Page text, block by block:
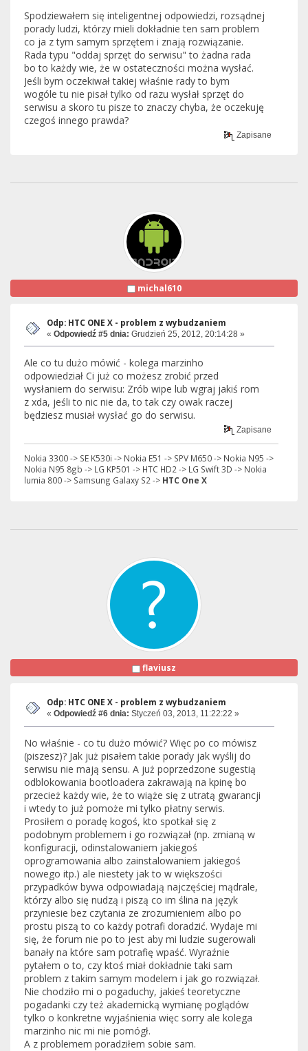
Spodziewałem się inteligentnej odpowiedzi, rozsądnej
porady ludzi, którzy mieli dokładnie ten sam problem
co ja z tym samym sprzętem i znają rozwiązanie.
Rada typu "oddaj sprzęt do serwisu" to żadna rada
bo to każdy wie, że w ostateczności można wysłać.
Jeśli bym oczekiwał takiej właśnie rady to bym
wogóle tu nie pisał tylko od razu wysłał sprzęt do
serwisu a skoro tu pisze to znaczy chyba, że oczekuję
czegoś innego prawda?
Zapisane
michal610
Odp: HTC ONE X - problem z wybudzaniem
« Odpowiedź #5 dnia: Grudzień 25, 2012, 20:14:28 »
Ale co tu dużo mówić - kolega marzinho
odpowiedział Ci już co możesz zrobić przed
wysłaniem do serwisu: Zrób wipe lub wgraj jakiś rom
z xda, jeśli to nic nie da, to tak czy owak raczej
będziesz musiał wysłać go do serwisu.
Zapisane
Nokia 3300 -> SE K530i -> Nokia E51 -> SPV M650 -> Nokia N95 ->
Nokia N95 8gb -> LG KP501 -> HTC HD2 -> LG Swift 3D -> Nokia
lumia 800 -> Samsung Galaxy S2 -> HTC One X
flaviusz
Odp: HTC ONE X - problem z wybudzaniem
« Odpowiedź #6 dnia: Styczeń 03, 2013, 11:22:22 »
No właśnie - co tu dużo mówić? Więc po co mówisz
(piszesz)? Jak już pisałem takie porady jak wyślij do
serwisu nie mają sensu. A już poprzedzone sugestią
odblokowania bootloadera zakrawają na kpinę bo
przecież każdy wie, że to wiąże się z utratą gwarancji
i wtedy to już pomoże mi tylko płatny serwis.
Prosiłem o poradę kogoś, kto spotkał się z
podobnym problemem i go rozwiązał (np. zmianą w
konfiguracji, odinstalowaniem jakiegoś
oprogramowania albo zainstalowaniem jakiegoś
nowego itp.) ale niestety jak to w większości
przypadków bywa odpowiadają najczęściej mądrale,
którzy albo się nudzą i piszą co im ślina na język
przyniesie bez czytania ze zrozumieniem albo po
prostu piszą to co każdy potrafi doradzić. Wydaje mi
się, że forum nie po to jest aby mi ludzie sugerowali
banały na które sam potrafię wpaść. Wyraźnie
pytałem o to, czy ktoś miał dokładnie taki sam
problem z takim samym modelem i jak go rozwiązał.
Nie chodziło mi o pogaduchy, jakieś teoretyczne
pogadanki czy też akademicką wymianę poglądów
tylko o konkretne wyjaśnienia więc sorry ale kolega
marzinho nic mi nie pomógł.
A z problemem poradziłem sobie sam.